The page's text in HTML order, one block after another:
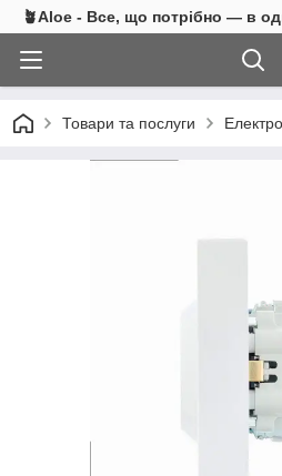
🪴Aloe - Все, що потрібно — в
Товари та послуги